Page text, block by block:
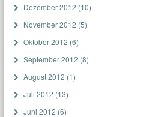
Dezember 2012 (10)
November 2012 (5)
Oktober 2012 (6)
September 2012 (8)
August 2012 (1)
Juli 2012 (13)
Juni 2012 (6)